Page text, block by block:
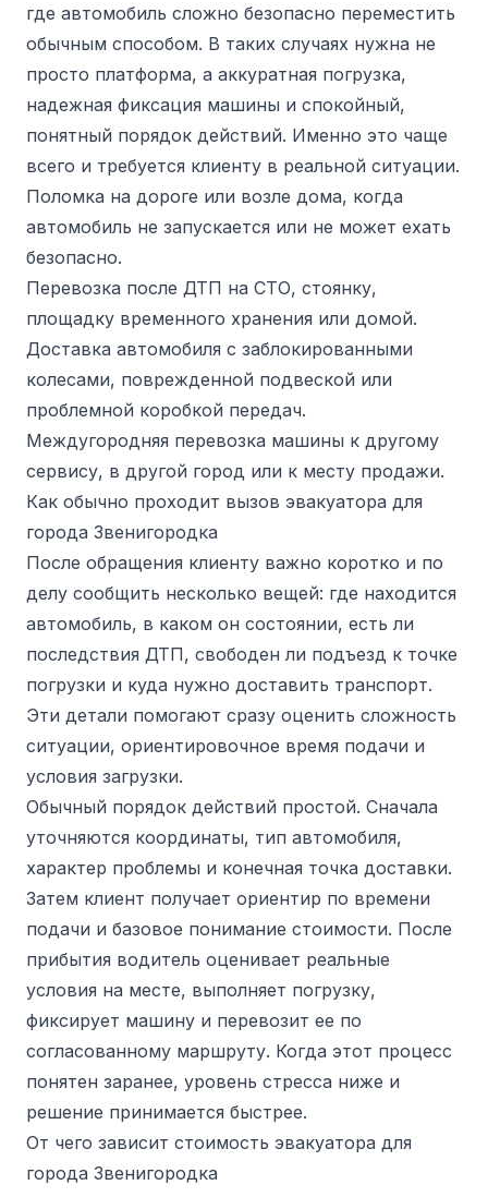
где автомобиль сложно безопасно переместить
обычным способом. В таких случаях нужна не
просто платформа, а аккуратная погрузка,
надежная фиксация машины и спокойный,
понятный порядок действий. Именно это чаще
всего и требуется клиенту в реальной ситуации.
Поломка на дороге или возле дома, когда
автомобиль не запускается или не может ехать
безопасно.
Перевозка после ДТП на СТО, стоянку,
площадку временного хранения или домой.
Доставка автомобиля с заблокированными
колесами, поврежденной подвеской или
проблемной коробкой передач.
Междугородняя перевозка машины к другому
сервису, в другой город или к месту продажи.
Как обычно проходит вызов эвакуатора для
города Звенигородка
После обращения клиенту важно коротко и по
делу сообщить несколько вещей: где находится
автомобиль, в каком он состоянии, есть ли
последствия ДТП, свободен ли подъезд к точке
погрузки и куда нужно доставить транспорт.
Эти детали помогают сразу оценить сложность
ситуации, ориентировочное время подачи и
условия загрузки.
Обычный порядок действий простой. Сначала
уточняются координаты, тип автомобиля,
характер проблемы и конечная точка доставки.
Затем клиент получает ориентир по времени
подачи и базовое понимание стоимости. После
прибытия водитель оценивает реальные
условия на месте, выполняет погрузку,
фиксирует машину и перевозит ее по
согласованному маршруту. Когда этот процесс
понятен заранее, уровень стресса ниже и
решение принимается быстрее.
От чего зависит стоимость эвакуатора для
города Звенигородка